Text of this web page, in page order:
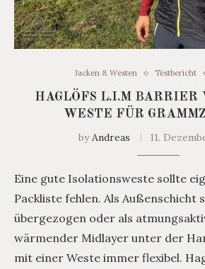
Jacken & Westen Testbericht
HAGLÖFS L.I.M BARRIER
WESTE FÜR
byAndreas 11.
Eine gute Isolationsweste sollte
Packliste fehlen. Als Außenschicht
übergezogen oder als
wärmender Midlayer unter der
mit einer Weste immer flexibel.